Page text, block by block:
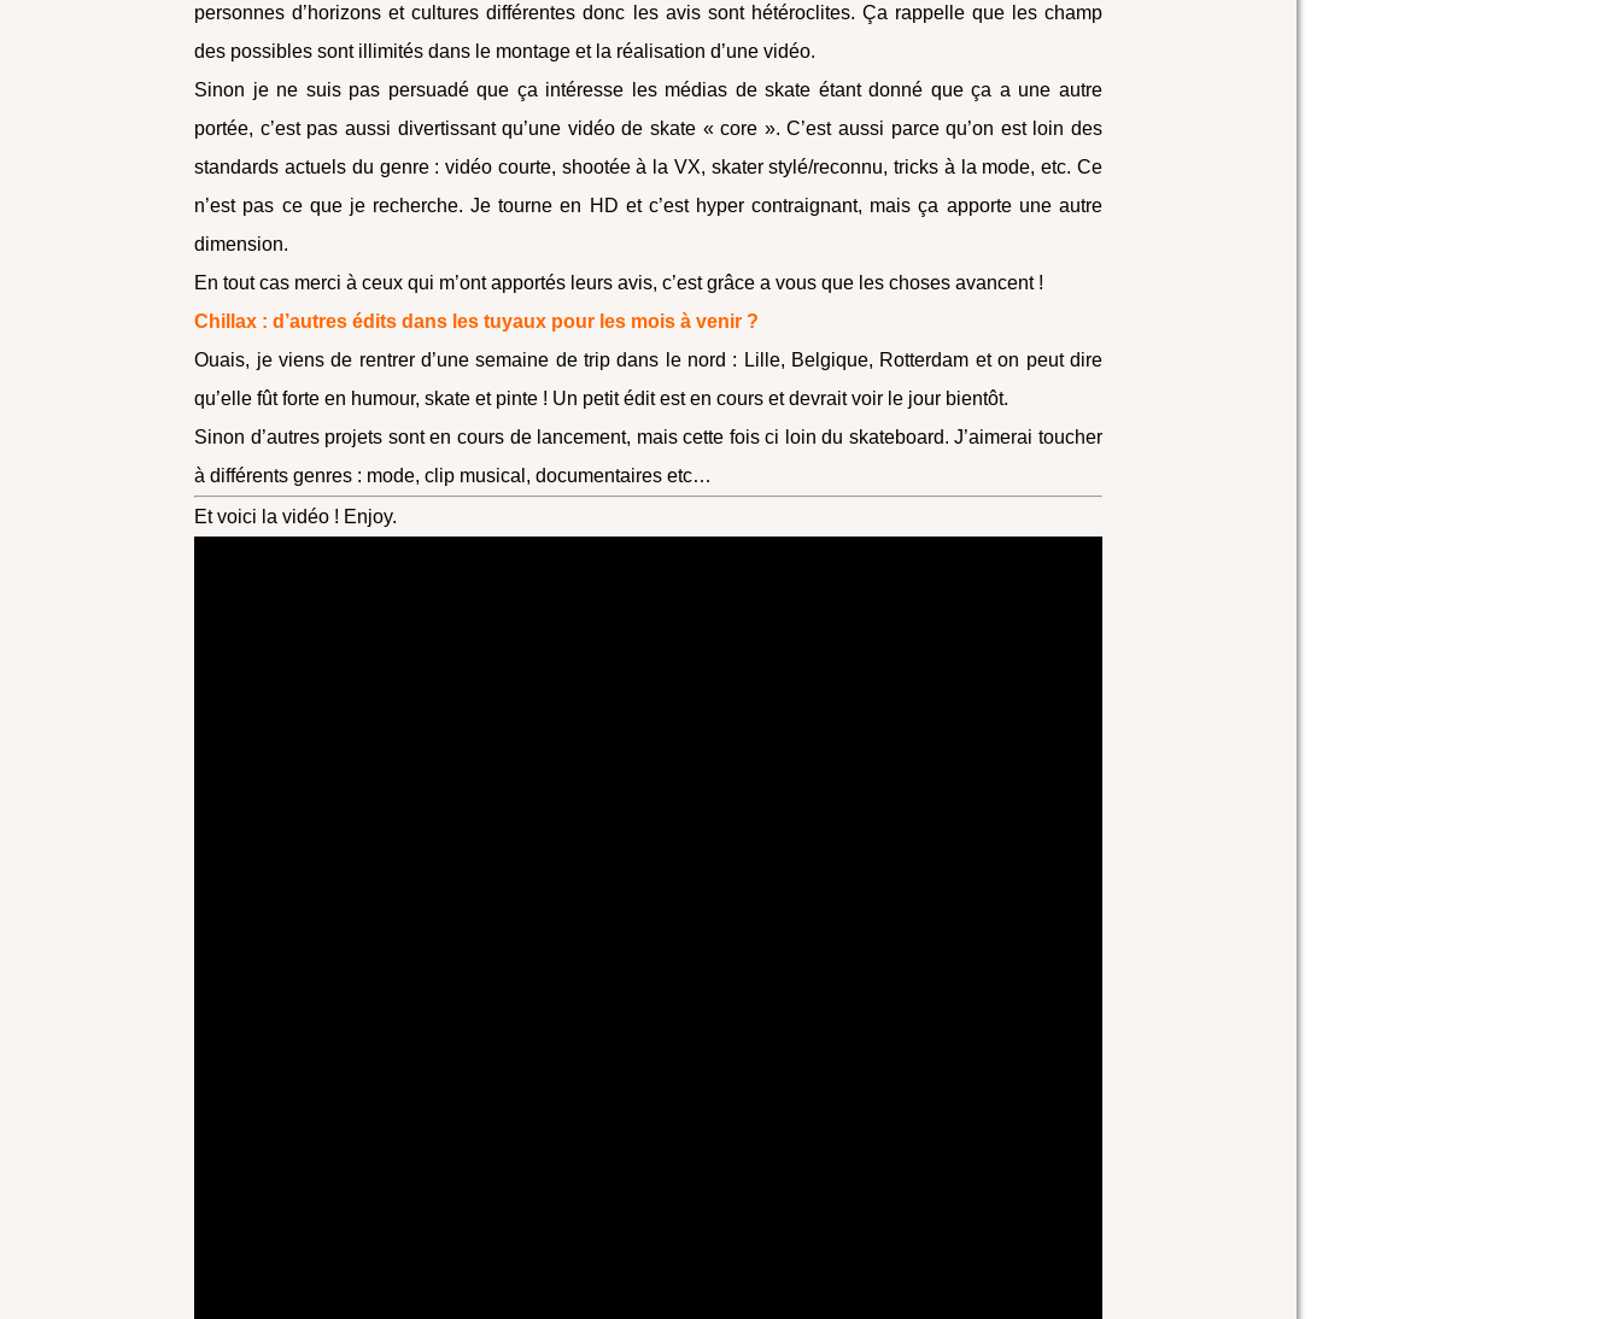
personnes d’horizons et cultures différentes donc les avis sont hétéroclites. Ça rappelle que les champ
des possibles sont illimités dans le montage et la réalisation d’une vidéo.
Sinon je ne suis pas persuadé que ça intéresse les médias de skate étant donné que ça a une autre
portée, c’est pas aussi divertissant qu’une vidéo de skate « core ». C’est aussi parce qu’on est loin des
standards actuels du genre : vidéo courte, shootée à la VX, skater stylé/reconnu, tricks à la mode, etc. Ce
n’est pas ce que je recherche. Je tourne en HD et c’est hyper contraignant, mais ça apporte une autre
dimension.
En tout cas merci à ceux qui m’ont apportés leurs avis, c’est grâce a vous que les choses avancent !
Chillax : d’autres édits dans les tuyaux pour les mois à venir ?
Ouais, je viens de rentrer d’une semaine de trip dans le nord : Lille, Belgique, Rotterdam et on peut dire
qu’elle fût forte en humour, skate et pinte ! Un petit édit est en cours et devrait voir le jour bientôt.
Sinon d’autres projets sont en cours de lancement, mais cette fois ci loin du skateboard. J’aimerai toucher
à différents genres : mode, clip musical, documentaires etc…
Et voici la vidéo ! Enjoy.